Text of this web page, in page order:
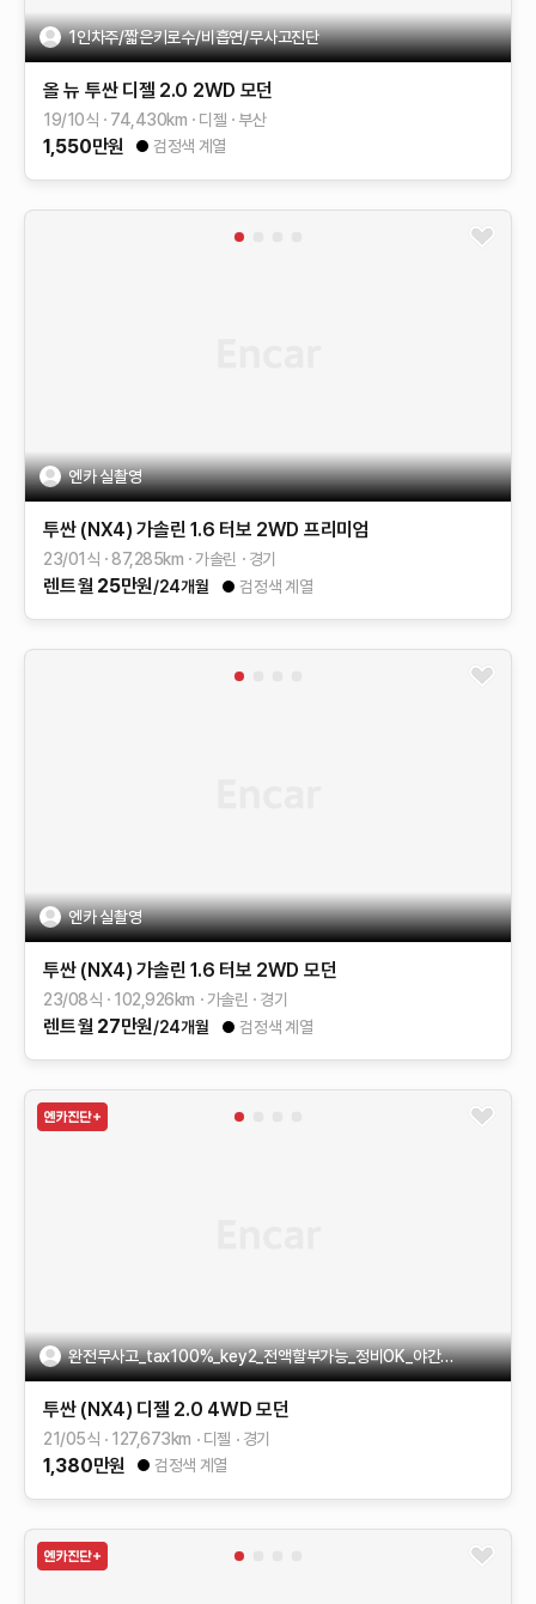
1인차주/짧은키로수/비흡연/무사고진단
올 뉴 투싼 디젤 2.0 2WD 모던
19/10식 74,430km 디젤 부산
1,550만원 검정색 계열
엔카 실촬영
투싼 (NX4) 가솔린 1.6 터보 2WD 프리미엄
23/01식 87,285km 가솔린 경기
렌트월 25만원/24개월 검정색 계열
엔카 실촬영
투싼 (NX4) 가솔린 1.6 터보 2WD 모던
23/08식 102,926km 가솔린 경기
렌트월 27만원/24개월 검정색 계열
완전무사고_tax100%_key2_전액할부가능_정비OK_야간출고가능
투싼 (NX4) 디젤 2.0 4WD 모던
21/05식 127,673km 디젤 경기
1,380만원 검정색 계열